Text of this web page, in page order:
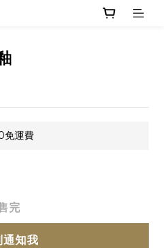
免運費
完
通知我